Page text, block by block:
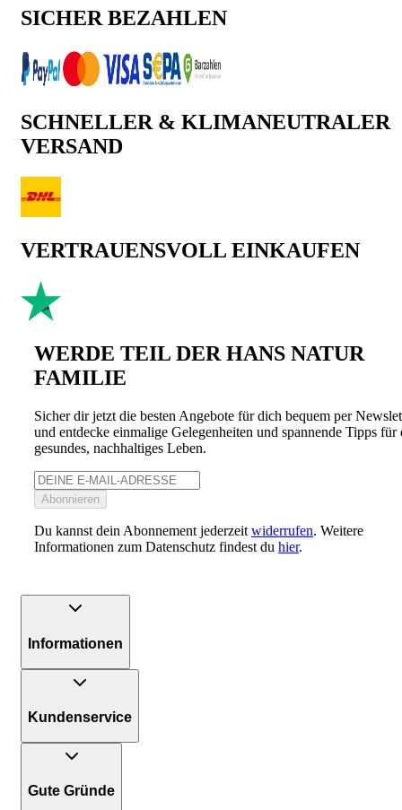
SICHER BEZAHLEN
SCHNELLER & KLIMANEUTRALER
VERSAND
VERTRAUENSVOLL EINKAUFEN
WERDE TEIL DER HANS NATUR
FAMILIE
Sicher dir jetzt die besten Angebote für dich bequem per
und entdecke einmalige Gelegenheiten und spannende Tipps für
gesundes, nachhaltiges Leben.
Abonnieren
Du kannst dein Abonnement jederzeit widerrufen. Weitere
Informationen zum Datenschutz findest du hier.
Informationen
Kundenservice
Gute Gründe